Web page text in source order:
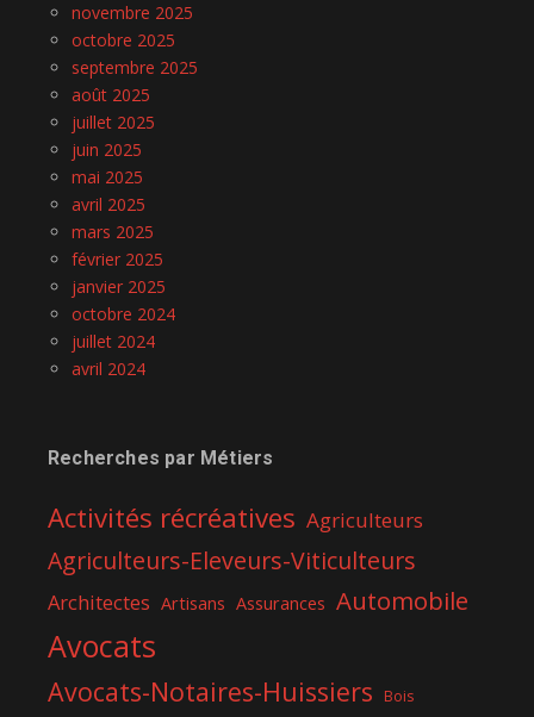
novembre 2025
octobre 2025
septembre 2025
août 2025
juillet 2025
juin 2025
mai 2025
avril 2025
mars 2025
février 2025
janvier 2025
octobre 2024
juillet 2024
avril 2024
Recherches par Métiers
Activités récréatives Agriculteurs
Agriculteurs-Eleveurs-Viticulteurs
Architectes Artisans Assurances Automobile
Avocats
Avocats-Notaires-Huissiers Bois